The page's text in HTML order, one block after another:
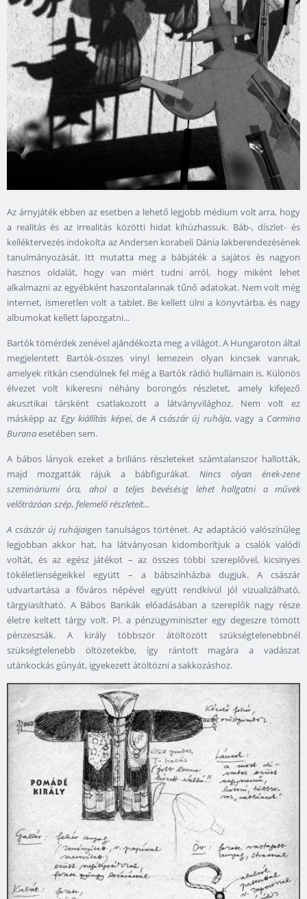
Az árnyjáték ebben az esetben a lehető legjobb médium volt arra, hogy
a realitás és az irrealitás közötti hidat kihúzhassuk. Báb-, díszlet- és
kelléktervezés indokolta az Andersen korabeli Dánia lakberendezésének
tanulmányozását. Itt mutatta meg a bábjáték a sajátos és nagyon
hasznos oldalát, hogy van miért tudni arról, hogy miként lehet
alkalmazni az egyébként haszontalannak tűnő adatokat. Nem volt még
internet, ismeretlen volt a tablet. Be kellett ülni a könyvtárba, és nagy
albumokat kellett lapozgatni...
Bartók tömérdek zenével ajándékozta meg a világot. A Hungaroton által
megjelentett Bartók-összes vinyl lemezein olyan kincsek vannak,
amelyek ritkán csendülnek fel még a Bartók rádió hullámain is. Különös
élvezet volt kikeresni néhány borongós részletet, amely kifejező
akusztikai társként csatlakozott a látványvilághoz. Nem volt ez
másképp az Egy kiállítás képei, deA császár új ruhája, vagy a Carmina
Buranaesetében sem.
A bábos lányok ezeket a briliáns részleteket számtalanszor hallották,
majd mozgatták rájuk a bábfigurákat. Nincs olyan ének-zene
szemináriumi óra, ahol a teljes bevésésig lehet hallgatni a művek
velőtrázóan szép, felemelő részleteit...
A császár új ruhájaigen tanulságos történet. Az adaptáció valószínűleg
legjobban akkor hat, ha látványosan kidomborítjuk a csalók valódi
voltát, és az egész játékot – az összes többi szereplővel, kicsinyes
tökéletlenségeikkel együtt – a bábszínházba dugjuk. A császár
udvartartása a főváros népével együtt rendkívül jól vizualizálható,
tárgyiasítható. A Bábos Bankák előadásában a szereplők nagy része
életre keltett tárgy volt. Pl. a pénzügyminiszter egy degeszre tömött
pénzeszsák. A király többször átöltözött szükségtelenebbnél
szükségtelenebb öltözetekbe, így rántott magára a vadászat
utánkockás gúnyát, igyekezett átöltözni a sakkozáshoz.